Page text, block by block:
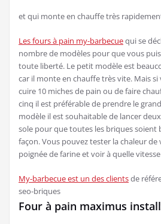
et qui monte en chauffe très
Les fours à pain my-barbecuequi se
nombre de modèles pour que vous
toute liberté. Le petit modèle est
car il monte en chauffe très vite. Mais
cuire 10 miches de pain ou de faire
cinq il est préférable de prendre le
modèle il est souhaitable de lancer
sole pour que toutes les briques soient
façon. Vous pouvez tester la chaleur
poignée de farine et voir à quelle
My-barbecue est un des clientsde
seo-briques
Four à pain maximus